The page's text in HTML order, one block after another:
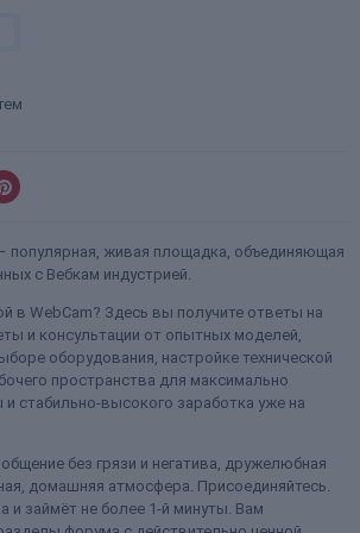
популярная, живая площадка, объединяющая
с Вебкам индустрией.
в WebCam? Здесь вы получите ответы на
и консультации от опытных моделей,
оборудования, настройке технической
пространства для максимально
стабильно-высокого заработка уже на
без грязи и негатива, дружелюбная
домашняя атмосфера. Присоединяйтесь.
и займёт не более 1-й минуты. Вам